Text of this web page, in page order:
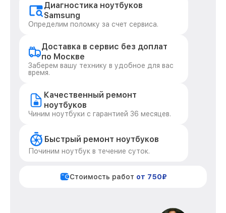
Диагностика ноутбуков
Samsung
Определим поломку за счет сервиса.
Доставка в сервис без доплат
по Москве
Заберем вашу технику в удобное для вас
время.
Качественный ремонт
ноутбуков
Чиним ноутбуки с гарантией 36 месяцев.
Быстрый ремонт ноутбуков
Починим ноутбук в течение суток.
Стоимость работ от 750₽